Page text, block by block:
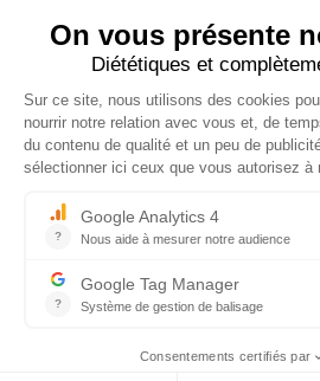
Audition Conseil
27 MARS 2024
Copyright © 2026 | Tous droits réservés |
Politique de confidentialité|Plan du site